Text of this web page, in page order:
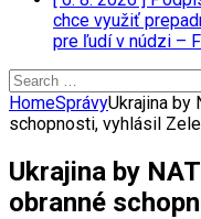
chce využiť
pre ľudí v núdzi –
Search
for:
HomeSprávyUkrajina by
schopnosti, vyhlásil
Ukrajina by
obranné